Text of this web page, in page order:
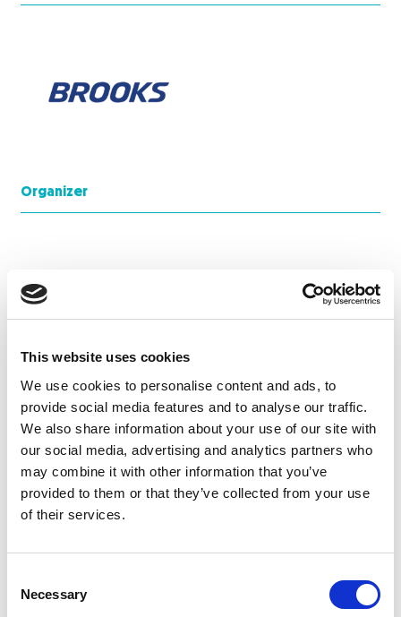
This website uses cookies
We use cookies to personalise content and ads, to
provide social media features and to analyse our traffic.
We also share information about your use of our site with
our social media, advertising and analytics partners who
may combine it with other information that you’ve
provided to them or that they’ve collected from your use
of their services.
Selection
Necessary
Organizer
Official Sponsor